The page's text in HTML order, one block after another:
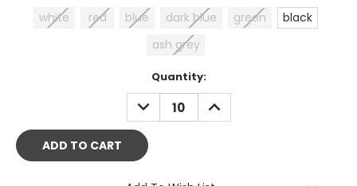
white red blue dark blue green
black
ash grey
Quantity:
DECREASE
QUANTITY:
INCREASE
QUANTITY: